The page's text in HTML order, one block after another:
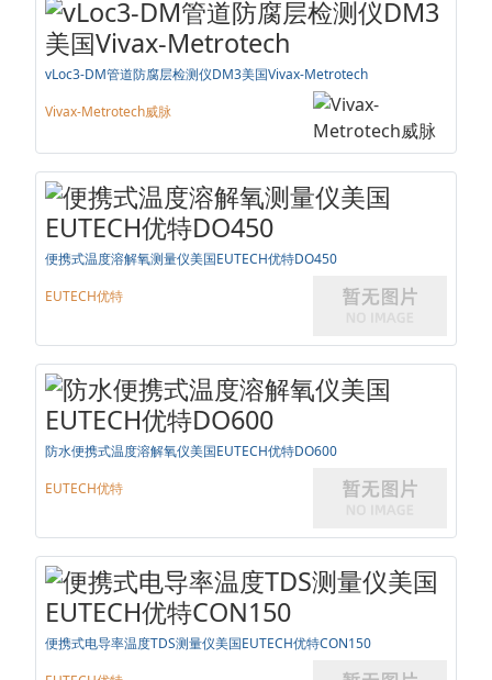
vLoc3-DM管道防腐层检测仪DM3美国Vivax-Metrotech
Vivax-Metrotech威脉
便携式温度溶解氧测量仪美国EUTECH优特DO450
EUTECH优特
防水便携式温度溶解氧仪美国EUTECH优特DO600
EUTECH优特
便携式电导率温度TDS测量仪美国EUTECH优特CON150